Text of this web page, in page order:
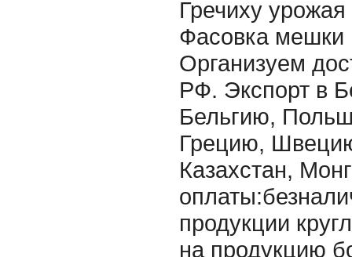
Гречиху
Фасовка
Организуем
РФ. Экспорт в
Бельгию,
Грецию,
Казахстан,
продукции
на продукцию